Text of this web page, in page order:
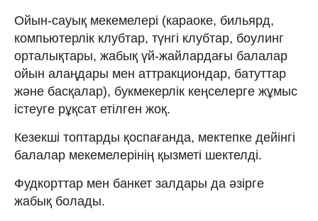
Ойын-сауық мекемелері (караоке, бильярд,
компьютерлік клубтар, түнгі клубтар, боулинг
орталықтары, жабық үй-жайлардағы балалар
ойын алаңдары мен аттракциондар, батуттар
және басқалар), букмекерлік кеңселерге жұмыс
істеуге рұқсат етілген жоқ.
Кезекші топтарды қоспағанда, мектепке дейінгі
балалар мекемелерінің қызметі шектелді.
Фудкорттар мен банкет залдары да әзірге
жабық болады.